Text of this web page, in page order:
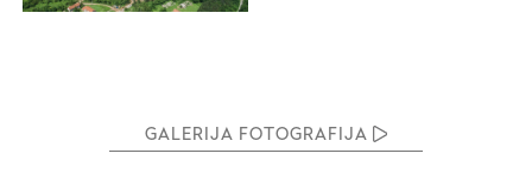
GALERIJA FOTOGRAFIJA